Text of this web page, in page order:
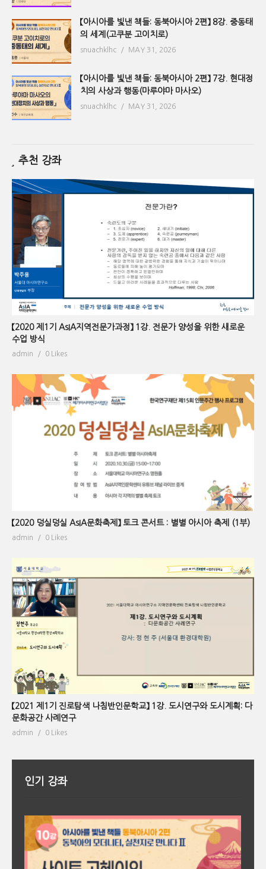
【아시아를 빛낸 책들: 동북아시아 2편】 8강. 중동태
의 세계(고쿠분 고이치로)
snuachklhc MAY 31, 2026
【아시아를 빛낸 책들: 동북아시아 2편】 7강. 현대정
치의 사상과 행동(마루야마 마사오)
snuachklhc MAY 31, 2026
추천 강좌
【2020 제1기 AsIA지역전문가과정】 1강. 전문가 양성을 위한 새로운
수업 방식
admin 0 Likes
【2020 덩실덩실 AsIA문화축제】 토크 콘서트 : 별별 아시아 축제 (1부)
admin 0 Likes
【2021 제1기 진로탐색 나침반인문학교】 1강. 도시연구와 도시계획: 다
문화공간 사례연구
admin 0 Likes
인기 강좌